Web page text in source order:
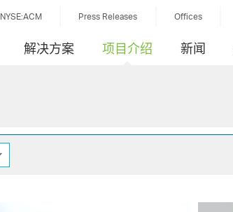
NYSE:ACM Press Releases Offices
解决方案 项目介绍 新闻